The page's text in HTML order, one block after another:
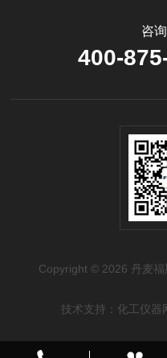
咨
400-
Copyright © 2026 丹麦
技术支持： 化工仪器